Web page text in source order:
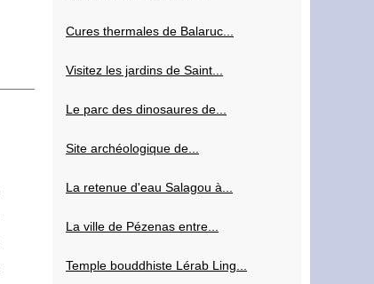
Cures thermales de Balaruc...
Visitez les jardins de Saint...
Le parc des dinosaures de...
Site archéologique de...
La retenue d'eau Salagou à...
La ville de Pézenas entre...
Temple bouddhiste Lérab Ling...